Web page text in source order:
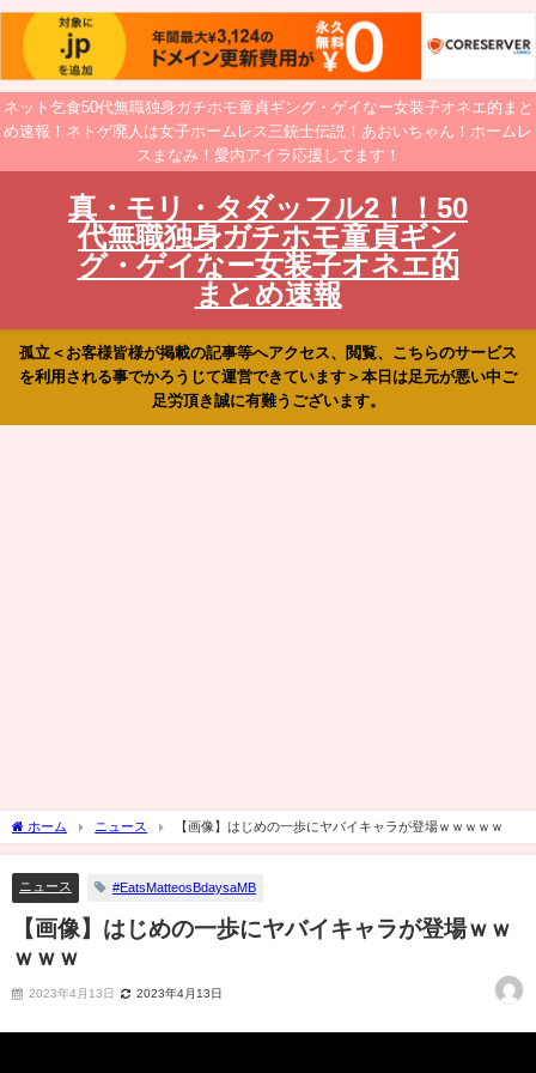
ネット乞食50代無職独身ガチホモ童貞ギング・ゲイなー女装子オネエ的まと
め速報！ネトゲ廃人は女子ホームレス三銃士伝説！あおいちゃん！ホームレ
スまなみ！愛内アイラ応援してます！
真・モリ・タダッフル2！！50
代無職独身ガチホモ童貞ギン
グ・ゲイなー女装子オネエ的
まとめ速報
孤立＜お客様皆様が掲載の記事等へアクセス、閲覧、こちらのサービス
を利用される事でかろうじて運営できています＞本日は足元が悪い中ご
足労頂き誠に有難うございます。
ホーム ニュース 【画像】はじめの一歩にヤバイキャラが登場ｗｗｗｗｗ
ニュース #EatsMatteosBdaysaMB
【画像】はじめの一歩にヤバイキャラが登場ｗｗ
ｗｗｗ
2023年4月13日 2023年4月13日